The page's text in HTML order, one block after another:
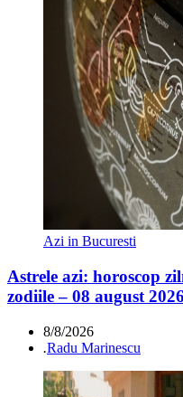
Azi in Bucuresti
Astrele azi: horoscop
zodiile – 08 august 2026
8/8/2026
.Radu Marinescu